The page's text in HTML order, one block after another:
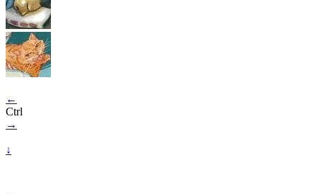
←
Ctrl
→
↓